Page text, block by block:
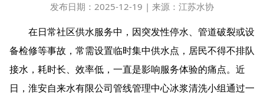
发布日期： 2025-12-19 | 来源：江苏水协
在日常社区供水服务中，因突发性停水、管道破裂或设
备检修等事故，常需设置临时集中供水点，居民不得不排队
接水，耗时长、效率低，一直是影响服务体验的痛点。近
日，淮安自来水有限公司管线管理中心冰浆清洗小组通过一